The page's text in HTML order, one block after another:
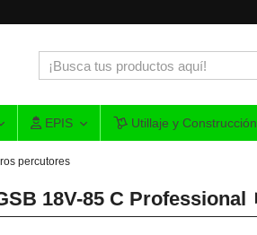
EPIS Utillaje y Construcción
percutores
18V-85 C Professional